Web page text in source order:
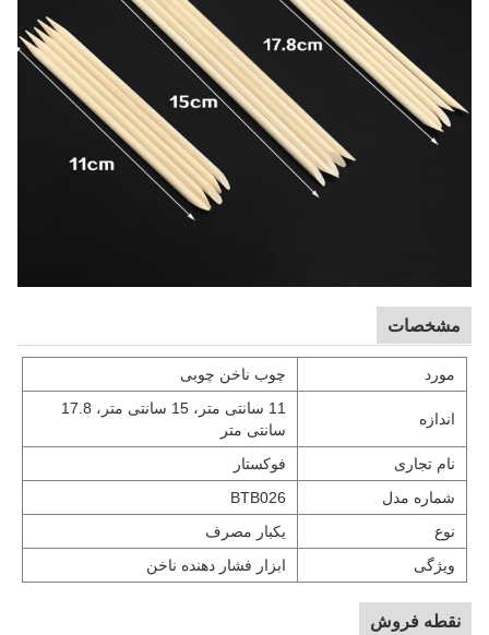
مشخصات
مورد چوب ناخن چوبی
اندازه
11 سانتی متر، 15 سانتی متر، 17.8
سانتی متر
نام تجاری
فوکستار
شماره مدل
BTB026
نوع
یکبار مصرف
ویژگی
ابزار فشار دهنده ناخن
نقطه فروش